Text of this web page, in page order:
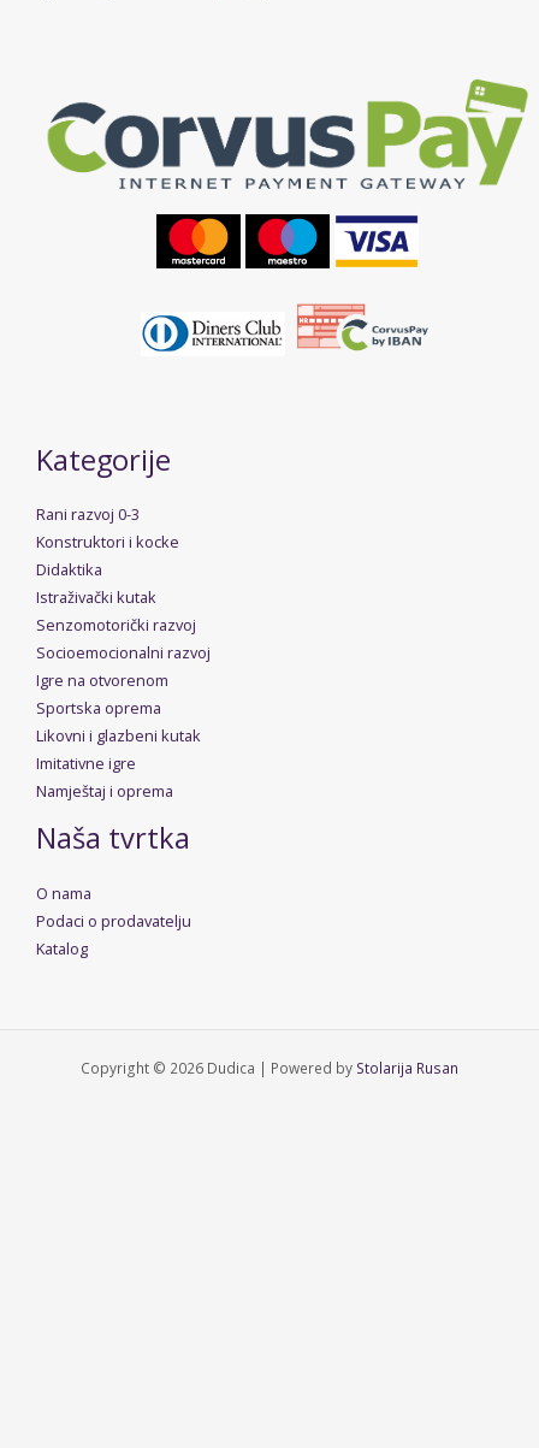
Kategorije
Rani razvoj 0-3
Konstruktori i kocke
Didaktika
Istraživački kutak
Senzomotorički razvoj
Socioemocionalni razvoj
Igre na otvorenom
Sportska oprema
Likovni i glazbeni kutak
Imitativne igre
Namještaj i oprema
Naša tvrtka
O nama
Podaci o prodavatelju
Katalog
Copyright © 2026 Dudica | Powered by Stolarija Rusan